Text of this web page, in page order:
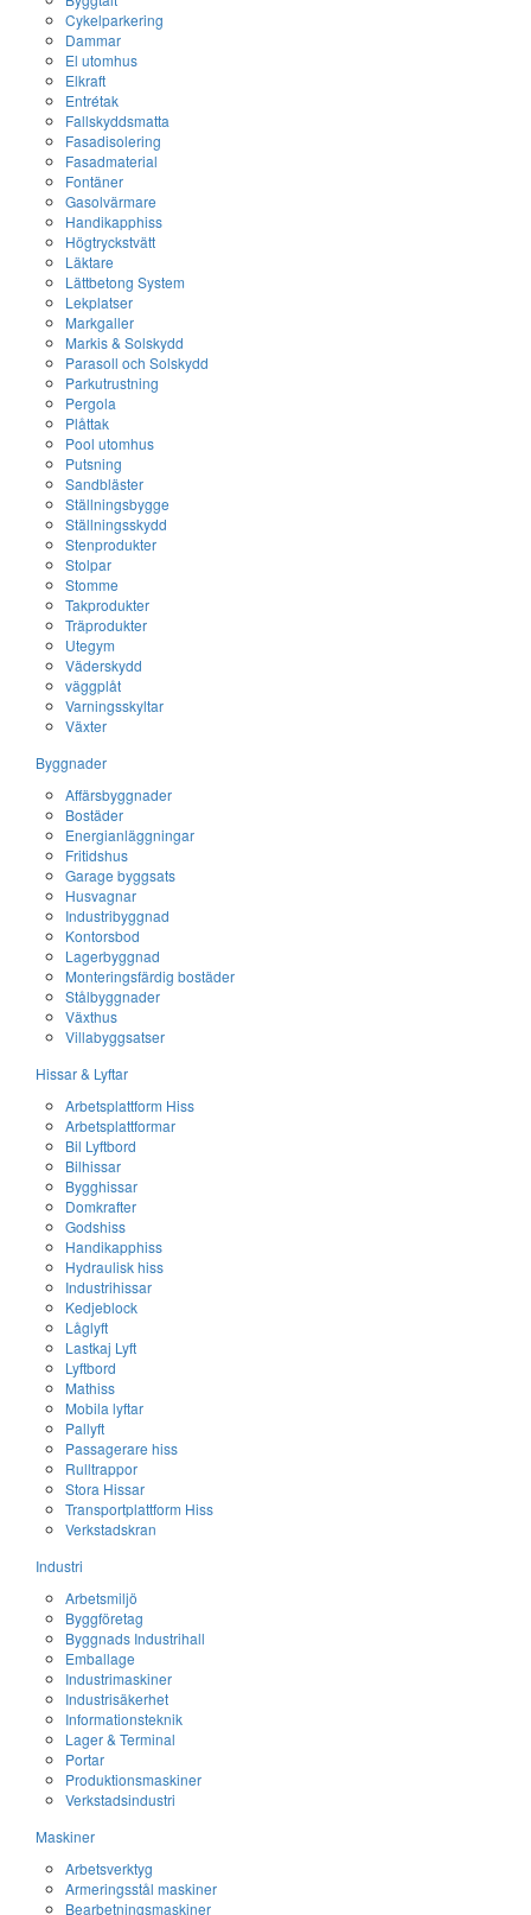
Cykelparkering
Dammar
El utomhus
Elkraft
Entrétak
Fallskyddsmatta
Fasadisolering
Fasadmaterial
Fontäner
Gasolvärmare
Handikapphiss
Högtryckstvätt
Läktare
Lättbetong System
Lekplatser
Markgaller
Markis & Solskydd
Parasoll och Solskydd
Parkutrustning
Pergola
Plåttak
Pool utomhus
Putsning
Sandbläster
Ställningsbygge
Ställningsskydd
Stenprodukter
Stolpar
Stomme
Takprodukter
Träprodukter
Utegym
Väderskydd
väggplåt
Varningsskyltar
Växter
Byggnader
Affärsbyggnader
Bostäder
Energianläggningar
Fritidshus
Garage byggsats
Husvagnar
Industribyggnad
Kontorsbod
Lagerbyggnad
Monteringsfärdig bostäder
Stålbyggnader
Växthus
Villabyggsatser
Hissar & Lyftar
Arbetsplattform Hiss
Arbetsplattformar
Bil Lyftbord
Bilhissar
Bygghissar
Domkrafter
Godshiss
Handikapphiss
Hydraulisk hiss
Industrihissar
Kedjeblock
Låglyft
Lastkaj Lyft
Lyftbord
Mathiss
Mobila lyftar
Pallyft
Passagerare hiss
Rulltrappor
Stora Hissar
Transportplattform Hiss
Verkstadskran
Industri
Arbetsmiljö
Byggföretag
Byggnads Industrihall
Emballage
Industrimaskiner
Industrisäkerhet
Informationsteknik
Lager & Terminal
Portar
Produktionsmaskiner
Verkstadsindustri
Maskiner
Arbetsverktyg
Armeringsstål maskiner
Bearbetningsmaskiner